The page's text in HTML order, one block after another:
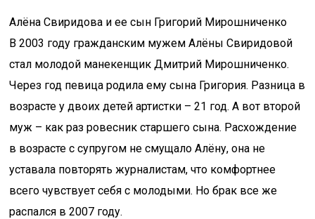
Алёна Свиридова и ее сын Григорий Мирошниченко
В 2003 году гражданским мужем Алёны Свиридовой
стал молодой манекенщик Дмитрий Мирошниченко.
Через год певица родила ему сына Григория. Разница в
возрасте у двоих детей артистки – 21 год. А вот второй
муж – как раз ровесник старшего сына. Расхождение
в возрасте с супругом не смущало Алёну, она не
уставала повторять журналистам, что комфортнее
всего чувствует себя с молодыми. Но брак все же
распался в 2007 году.